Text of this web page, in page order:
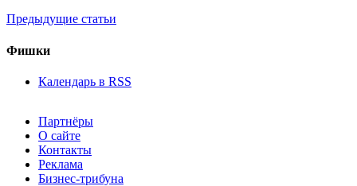
Предыдущие статьи
Фишки
Календарь в RSS
Партнёры
О сайте
Контакты
Реклама
Бизнес-трибуна